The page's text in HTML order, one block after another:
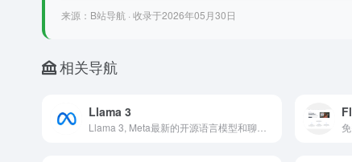
来源：B站导航 · 收录于2026年05月30日
相关导航
Llama 3